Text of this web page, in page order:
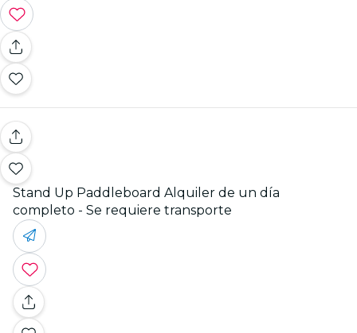
Stand Up Paddleboard Alquiler de un día
completo - Se requiere transporte